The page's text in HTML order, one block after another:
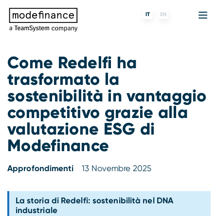
IT EN
Come Redelfi ha
trasformato la
sostenibilità in vantaggio
competitivo grazie alla
valutazione ESG di
Modefinance
Approfondimenti 13 Novembre 2025
La storia di Redelfi: sostenibilità nel DNA
industriale
Agenzia di Rating
Rating ESG
Tigran
s-peek
MORE
ForST
Data Science
API & Plug-N-Play
Fintech
Banche e finanziarie
SGR e fondi
Imprese
Chi siamo
Partner e clienti
Blog
Press center
Contatti
Lavora con noi